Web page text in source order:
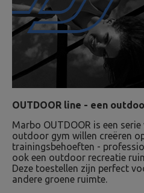
OUTDOOR line - een
Marbo OUTDOOR is een
outdoor gym willen creëren
trainingsbehoeften -
ook een outdoor recreatie
Deze toestellen zijn perfect
andere groene ruimte.